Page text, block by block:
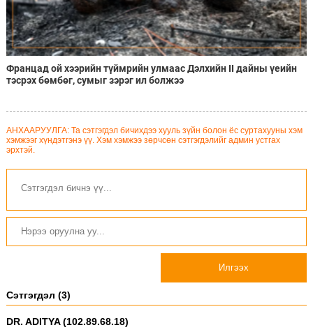
Францад ой хээрийн түймрийн улмаас Дэлхийн II дайны үеийн
тэсрэх бөмбөг, сумыг зэрэг ил болжээ
АНХААРУУЛГА: Та сэтгэгдэл бичихдээ хууль зүйн болон ёс суртахууны хэм
хэмжээг хүндэтгэнэ үү. Хэм хэмжээ зөрчсөн сэтгэгдэлийг админ устгах
эрхтэй.
Илгээх
Сэтгэгдэл (3)
DR. ADITYA (102.89.68.18)